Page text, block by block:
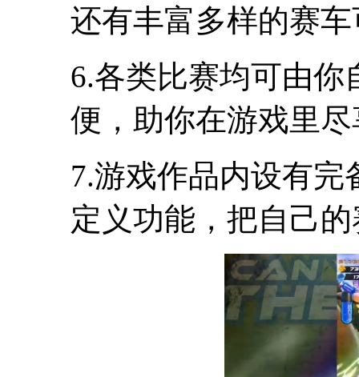
还有丰富多样的赛
6.各类比赛均可由
便，助你在游戏里
7.游戏作品内设有
定义功能，把自己